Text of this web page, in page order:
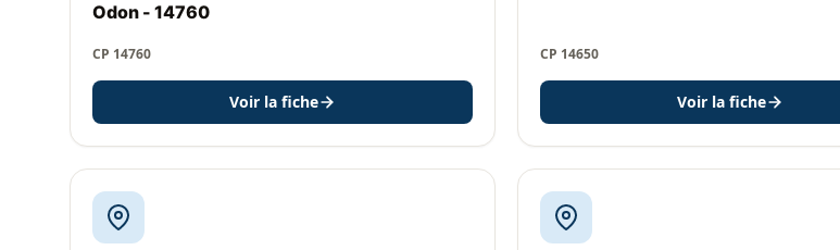
Odon - 14760
CP 14760
Voir la fiche
CP 14650
Voir la fiche